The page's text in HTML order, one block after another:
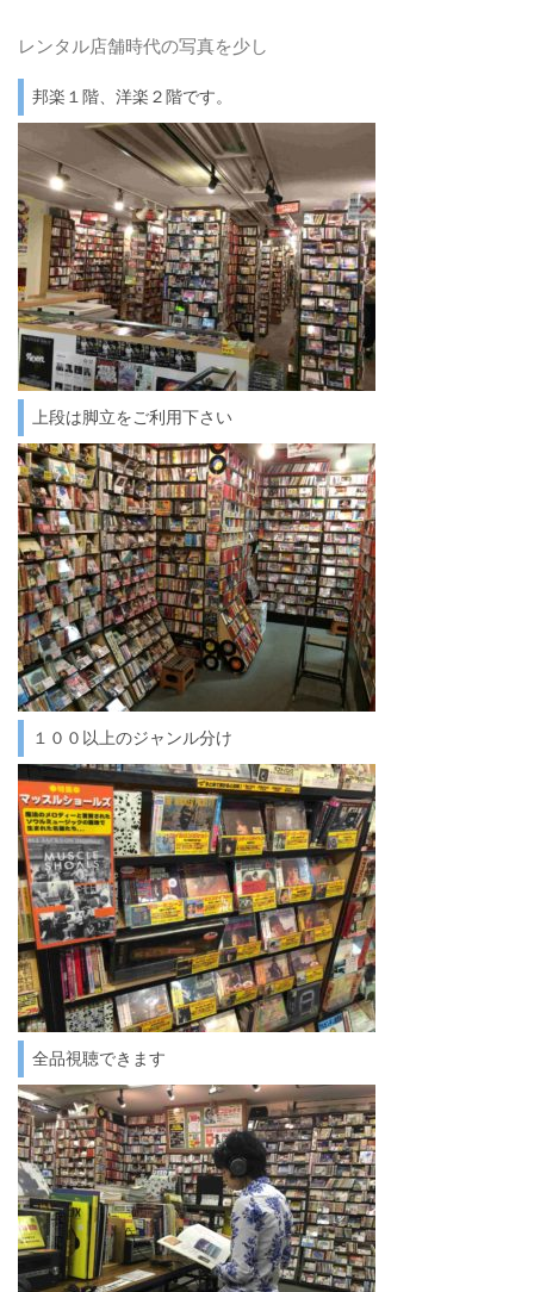
レンタル店舗時代の写真を少し
邦楽１階、洋楽２階です。
上段は脚立をご利用下さい
１００以上のジャンル分け
全品視聴できます